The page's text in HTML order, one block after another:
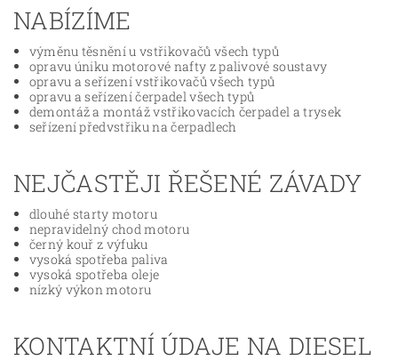
NABÍZÍME
výměnu těsnění u vstřikovačů všech typů
opravu úniku motorové nafty z palivové soustavy
opravu a seřízení vstřikovačů všech typů
opravu a seřízení čerpadel všech typů
demontáž a montáž vstřikovacích čerpadel a trysek
seřízení předvstřiku na čerpadlech
NEJČASTĚJI ŘEŠENÉ ZÁVADY
dlouhé starty motoru
nepravidelný chod motoru
černý kouř z výfuku
vysoká spotřeba paliva
vysoká spotřeba oleje
nízký výkon motoru
KONTAKTNÍ ÚDAJE NA DIESEL